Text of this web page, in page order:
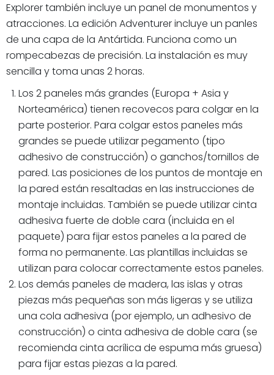
Explorer también incluye un panel de monumentos y
atracciones. La edición Adventurer incluye un panles
de una capa de la Antártida. Funciona como un
rompecabezas de precisión. La instalación es muy
sencilla y toma unas 2 horas.
Los 2 paneles más grandes (Europa + Asia y
Norteamérica) tienen recovecos para colgar en la
parte posterior. Para colgar estos paneles más
grandes se puede utilizar pegamento (tipo
adhesivo de construcción) o ganchos/tornillos de
pared. Las posiciones de los puntos de montaje en
la pared están resaltadas en las instrucciones de
montaje incluidas. También se puede utilizar cinta
adhesiva fuerte de doble cara (incluida en el
paquete) para fijar estos paneles a la pared de
forma no permanente. Las plantillas incluidas se
utilizan para colocar correctamente estos paneles.
Los demás paneles de madera, las islas y otras
piezas más pequeñas son más ligeras y se utiliza
una cola adhesiva (por ejemplo, un adhesivo de
construcción) o cinta adhesiva de doble cara (se
recomienda cinta acrílica de espuma más gruesa)
para fijar estas piezas a la pared.